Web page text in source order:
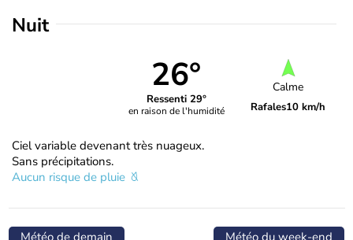
Nuit
26°
Ressenti 29°
en raison de l'humidité
Calme
Rafales10 km/h
Ciel variable devenant très nuageux.
Sans précipitations.
Aucun risque de pluie
Météo de demain Météo du week-end